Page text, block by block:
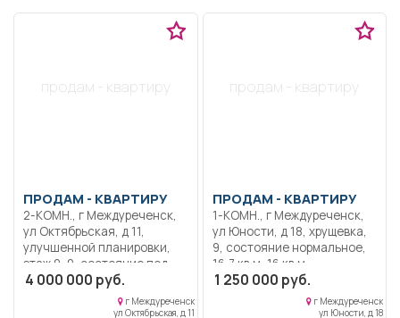
продам - квартиру
ПРОДАМ - КВАРТИРУ
2-КОМН., г Междуреченск,
ул Октябрьская, д 11,
улучшенной планировки,
этаж 9, 9, состояние под
ремонт, 54 кв.м,
пластиковые окна,
застекленный балкон, без
4 000 000 руб.
г Междуреченск
ул Октябрьская, д 11
продам - квартиру
ПРОДАМ - КВАРТИРУ
1-КОМН., г Междуреченск,
ул Юности, д 18, хрущевка,
9, состояние нормальное,
16,7 кв.м, 16 кв.м,
пластиковые окна, угловая,
без посредников.
1 250 000 руб.
г Междуреченск
ул Юности, д 18